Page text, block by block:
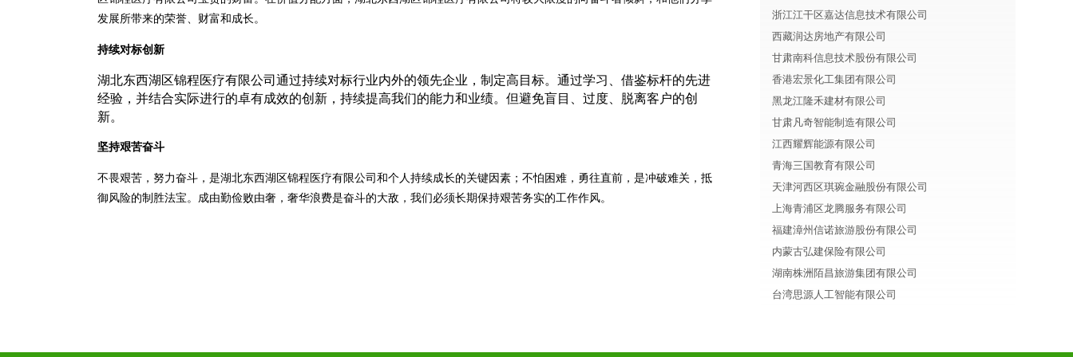
发展所带来的荣誉、财富和成长。
持续对标创新
湖北东西湖区锦程医疗有限公司通过持续对标行业内外的领先企业，制定高目标。通过学习、借鉴标杆的先进
经验，并结合实际进行的卓有成效的创新，持续提高我们的能力和业绩。但避免盲目、过度、脱离客户的创
新。
坚持艰苦奋斗
不畏艰苦，努力奋斗，是湖北东西湖区锦程医疗有限公司和个人持续成长的关键因素；不怕困难，勇往直前，是冲破难关，抵
御风险的制胜法宝。成由勤俭败由奢，奢华浪费是奋斗的大敌，我们必须长期保持艰苦务实的工作作风。
浙江江干区嘉达信息技术有限公司
西藏润达房地产有限公司
甘肃南科信息技术股份有限公司
香港宏景化工集团有限公司
黑龙江隆禾建材有限公司
甘肃凡奇智能制造有限公司
江西耀辉能源有限公司
青海三国教育有限公司
天津河西区琪琬金融股份有限公司
上海青浦区龙腾服务有限公司
福建漳州信诺旅游股份有限公司
内蒙古弘建保险有限公司
湖南株洲陌昌旅游集团有限公司
台湾思源人工智能有限公司